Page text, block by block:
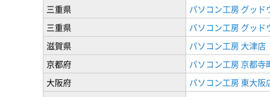
三重県
パソコン工房 グッド
三重県
パソコン工房 グッド
滋賀県
パソコン工房 大津店
京都府
パソコン工房 京都寺
大阪府
パソコン工房 東大阪